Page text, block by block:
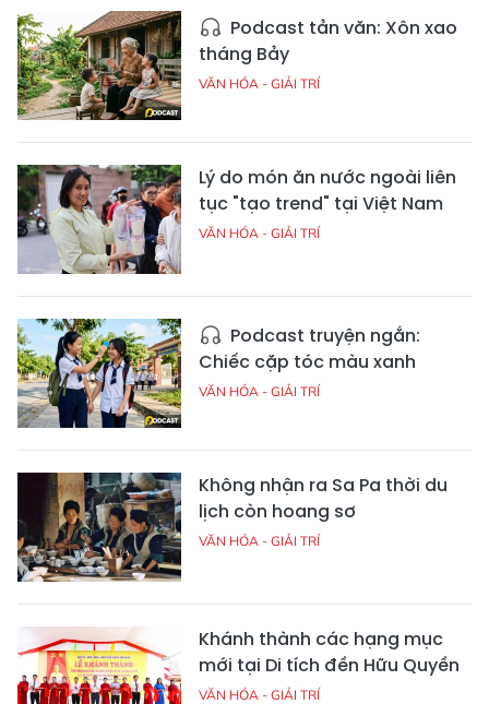
Podcast tản văn: Xôn xao
tháng Bảy
VĂN HÓA - GIẢI TRÍ
Lý do món ăn nước ngoài liên
tục "tạo trend" tại Việt Nam
VĂN HÓA - GIẢI TRÍ
Podcast truyện ngắn:
Chiếc cặp tóc màu xanh
VĂN HÓA - GIẢI TRÍ
Không nhận ra Sa Pa thời du
lịch còn hoang sơ
VĂN HÓA - GIẢI TRÍ
Khánh thành các hạng mục
mới tại Di tích đền Hữu Quyền
VĂN HÓA - GIẢI TRÍ